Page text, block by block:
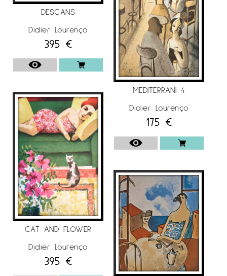
DESCANS
Didier Lourenço
395 €
CAT AND FLOWER
Didier Lourenço
395 €
MEDITERRANI 4
Didier Lourenço
175 €